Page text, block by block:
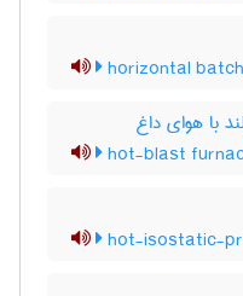
horizontal
با هوای داغ
hot-blast
hot-isostatic-